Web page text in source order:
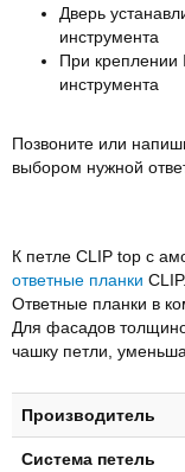
Дверь
инструмента
При креплении
инструмента
Позвоните или
выбором нужной
К петле CLIP top с
ответные планки CLIP.
Ответные планки в
Для фасадов
чашку петли,
Производитель
Система петель